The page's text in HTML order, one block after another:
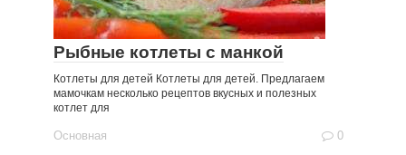
Рыбные котлеты с манкой
Котлеты для детей Котлеты для детей. Предлагаем
мамочкам несколько рецептов вкусных и полезных
котлет для
Основная 0